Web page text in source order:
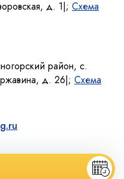
д. 1|; Схема
район, с.
д. 26|; Схема